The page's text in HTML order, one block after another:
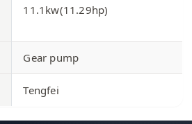
11.1kw(11.29hp)
Gear pump
Tengfei